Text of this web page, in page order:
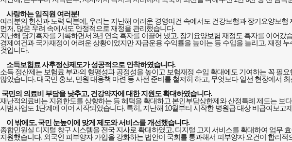
사랑하는 임직원 여러분!
여러분의 헌신과 노력 덕분에, 우리는 지난해 어려운 경영여건 속에서도 건강보험과 장기요양보험
먼저, 많은 우려 속에서도 안정적으로 재정을 관리했습니다.
지난해 당기흑자를 기록하면서 3년 연속 흑자를 이끌어 냈고, 장기요양보험 재정도 흑자를 이어갔
경제여건과 국가재정이 어려운 상황이었지만 자금운용 수익률을 높이는 등 수입을 늘리고,재정 누
것입니다.
소득보험료 사후정산제도가 성공적으로 안착하였습니다.
소득 정산제는 보험료 부과의 형평성과 공정성을 높이고 보험재정 수입 확대에도 기여하는 꼭 필
많았습니다.대국민 홍보, 민원 대응책 마련 등 사전 준비를 철저히 하고, 무엇보다 일선 현장에서
국민의 의료비 부담을 낮추고,건강약자에 대한 지원도 확대하였습니다.
재난적의료비는 지원한도를 상향하는 등 혜택을 확대하고 본인부담상한제와 산정특례 제도는 보
시범사업도 1단계에 이어 시작되었습니다. 특히, 지난해 10월부터 시작한 병원급 대상 비급여보고
이 밖에도,국민 눈높이에 맞게 제도와 서비스를 개선했습니다.
종합민원실 디지털 창구 시스템을 전국 지사로 확대하였고, 디지털 고지 서비스를 확대하여 업무
지원했습니다. 외국인 피부양자 가입을 강화하는 법안이 국회를 통과해서 피부양자 요건이 합리